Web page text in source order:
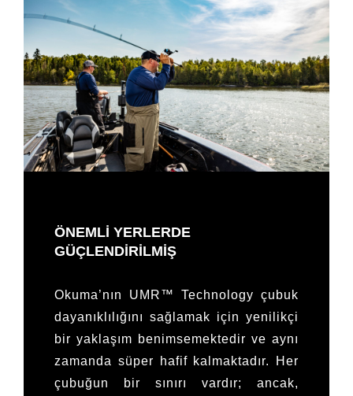
ÖNEMLİ YERLERDE
GÜÇLENDİRİLMİŞ
Okuma’nın UMR™ Technology çubuk
dayanıklılığını sağlamak için yenilikçi
bir yaklaşım benimsemektedir ve aynı
zamanda süper hafif kalmaktadır. Her
çubuğun bir sınırı vardır; ancak,